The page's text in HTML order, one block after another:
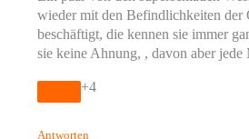
wieder mit den Befindlichkeiten der
beschäftigt, die kennen sie immer
sie keine Ahnung, , davon aber jede
+4
Antworten